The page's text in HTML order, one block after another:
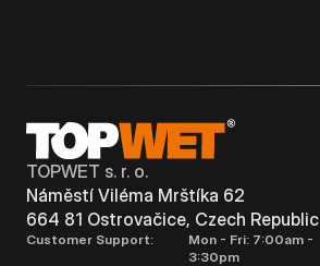
TOPWET s. r. o.
Náměstí Viléma Mrštíka 62
664 81 Ostrovačice, Czech Republic
Customer Support:
Mon - Fri: 7:00am -
3:30pm